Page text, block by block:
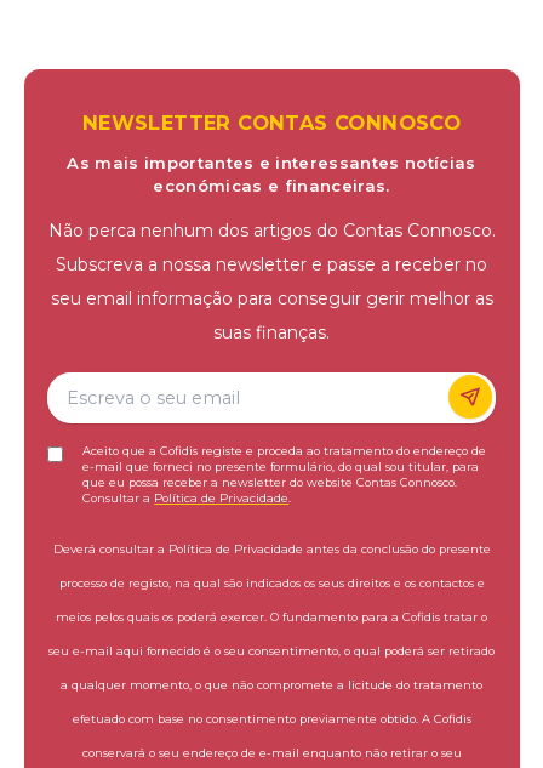
NEWSLETTER CONTAS CONNOSCO
As mais importantes e interessantes notícias
económicas e financeiras.
Não perca nenhum dos artigos do Contas Connosco.
Subscreva a nossa newsletter e passe a receber no
seu email informação para conseguir gerir melhor as
suas finanças.
Aceito que a Cofidis registe e proceda ao tratamento do endereço de
e-mail que forneci no presente formulário, do qual sou titular, para
que eu possa receber a newsletter do website Contas Connosco.
Consultar a Política de Privacidade
Deverá consultar a Política de Privacidade antes da conclusão do presente
processo de registo, na qual são indicados os seus direitos e os contactos e
meios pelos quais os poderá exercer. O fundamento para a Cofidis tratar o
seu e-mail aqui fornecido é o seu consentimento, o qual poderá ser retirado
a qualquer momento, o que não compromete a licitude do tratamento
efetuado com base no consentimento previamente obtido. A Cofidis
conservará o seu endereço de e-mail enquanto não retirar o seu